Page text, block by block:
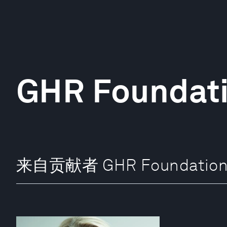
GHR
来自贡献者 GHR Foundation